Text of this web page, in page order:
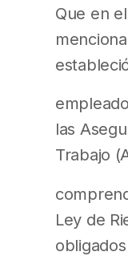
Que en
las
Trabajo
Ley de